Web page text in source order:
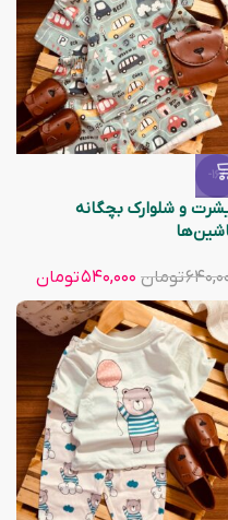
-16%
و شلوارک بچگانه
تومان ۵۴۰,۰۰۰تومان